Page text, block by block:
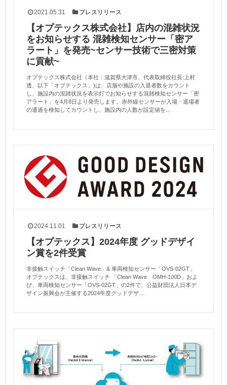
2021.05.31 プレスリリース
【オプテックス株式会社】店内の混雑状況
をお知らせする 混雑検知センサー「密ア
ラート」を発売~センサー技術で三密対策
に貢献~
オプテックス株式会社（本社：滋賀県大津市、代表取締役社長:上村
透、以下「オプテックス」)は、店舗や施設の入退者数をカウント
し、施設内の混雑状況を表示灯でお知らせする混雑検知センサー「密
アラート」を4月8日より発売します。赤外線センサーが入場・退場者
の通過を検知してカウントし、施設内の人数が設定値を...
2024.11.01 プレスリリース
【オプテックス】2024年度 グッドデザイ
ン賞を2件受賞
非接触スイッチ「Clean Wave」& 車両検知センサー「OVS-02GT」
オプテックスは、非接触スイッチ 「Clean Wave OMH-100D」およ
び、車両検知センサー「OVS-02GT」の2件で、公益財団法人日本デ
ザイン振興会が主催する2024年度グッドデザ...